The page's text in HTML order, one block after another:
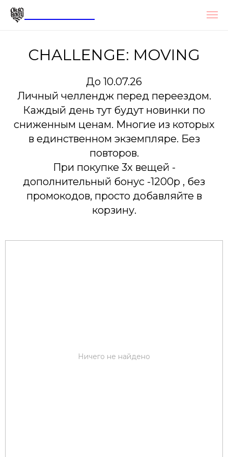
CHALLENGE: MOVING
До 10.07.26
Личный челлендж перед переездом.
Каждый день тут будут новинки по
сниженным ценам. Многие из которых
в единственном экземпляре. Без
повторов.
При покупке 3х вещей -
дополнительный бонус -1200р , без
промокодов, просто добавляйте в
корзину.
Ничего не найдено